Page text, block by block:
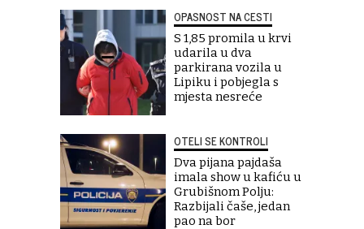
OPASNOST NA CESTI
S 1,85 promila u krvi
udarila u dva
parkirana vozila u
Lipiku i pobjegla s
mjesta nesreće
OTELI SE KONTROLI
Dva pijana pajdaša
imala show u kafiću u
Grubišnom Polju:
Razbijali čaše, jedan
pao na bor